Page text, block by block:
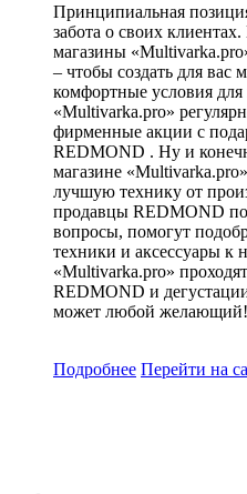
Принципиальная
забота о своих
магазины
– чтобы создать для вас
комфортные условия
«Multivarka.pro»
фирменные акции с
REDMOND . Ну и
магазине
лучшую технику от
продавцы REDMOND
вопросы, помогут
техники и аксессуары
«Multivarka.pro»
REDMOND и
может любой желающий!
Подробнее Перейти на